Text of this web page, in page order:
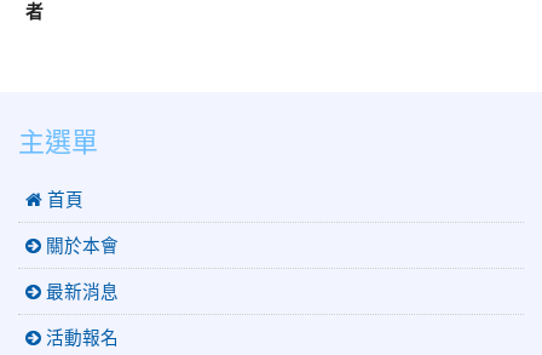
者
主選單
 首頁
關於本會
最新消息
活動報名